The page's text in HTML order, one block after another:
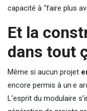
capacité à “faire plus
Et la
dans tout
Même si aucun projet
encore permis à un·e
L’esprit du modulaire